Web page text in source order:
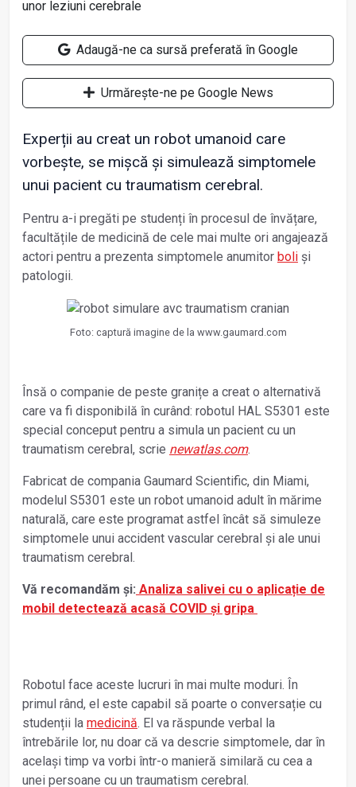
Adaugă-ne ca sursă preferată în Google
Urmărește-ne pe Google News
Experții au creat un robot umanoid care
vorbește, se mișcă și simulează simptomele
unui pacient cu traumatism cerebral.
Pentru a-i pregăti pe studenți în procesul de învățare,
facultățile de medicină de cele mai multe ori angajează
actori pentru a prezenta simptomele anumitor boli și
patologii.
Foto: captură imagine de la www.gaumard.com
Însă o companie de peste granițe a creat o alternativă
care va fi disponibilă în curând: robotul HAL S5301 este
special conceput pentru a simula un pacient cu un
traumatism cerebral, scrie newatlas.com.
Fabricat de compania Gaumard Scientific, din Miami,
modelul S5301 este un robot umanoid adult în mărime
naturală, care este programat astfel încât să simuleze
simptomele unui accident vascular cerebral și ale unui
traumatism cerebral.
Vă recomandăm și: Analiza salivei cu o aplicație de
mobil detectează acasă COVID și gripa
Robotul face aceste lucruri în mai multe moduri. În
primul rând, el este capabil să poarte o conversație cu
studenții la medicină. El va răspunde verbal la
întrebările lor, nu doar că va descrie simptomele, dar în
același timp va vorbi într-o manieră similară cu cea a
unei persoane cu un traumatism cerebral.